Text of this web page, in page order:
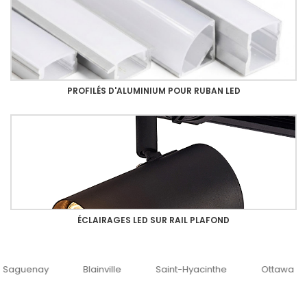
PROFILÉS D'ALUMINIUM POUR RUBAN LED
ÉCLAIRAGES LED SUR RAIL PLAFOND
Blainville Saint-Hyacinthe Ottawa